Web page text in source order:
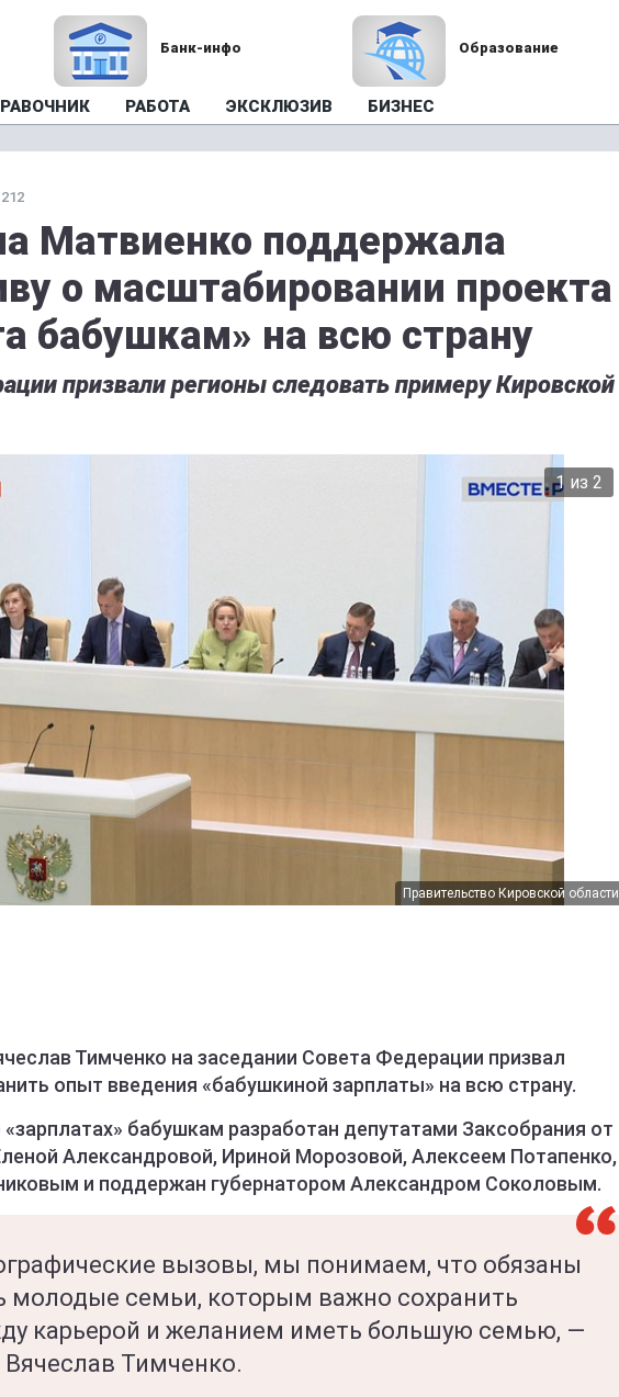
Банк-инфо Образование
РАБОТА ЭКСКЛЮЗИВ БИЗНЕС
Матвиенко поддержала
о масштабировании проекта
бабушкам» на всю страну
призвали регионы следовать примеру Кировской
1 из 2
Правительство Кировской области
Тимченко на заседании Совета Федерации призвал
опыт введения «бабушкиной зарплаты» на всю страну.
бабушкам разработан депутатами Заксобрания от
Александровой, Ириной Морозовой, Алексеем Потапенко,
и поддержан губернатором Александром Соколовым.
вызовы, мы понимаем, что обязаны
молодые семьи, которым важно сохранить
карьерой и желанием иметь большую семью, —
Вячеслав Тимченко.